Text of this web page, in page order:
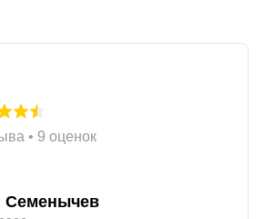
• 9 оценок
Семенычев